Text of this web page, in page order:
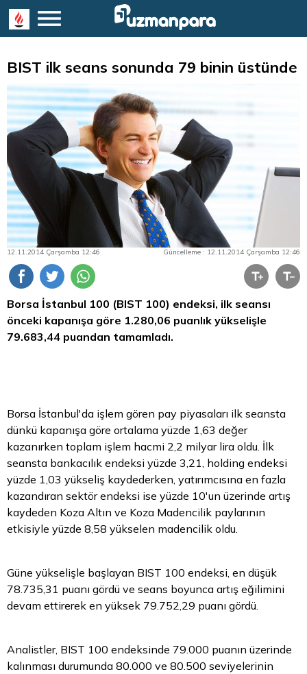
BIST ilk seans sonunda 79 binin üstünde
12.11.2014 Çarşamba 12:46 Güncelleme : 12.11.2014 Çarşamba 12:46
Borsa İstanbul 100 (BIST 100) endeksi, ilk seansı
önceki kapanışa göre 1.280,06 puanlık yükselişle
79.683,44 puandan tamamladı.
Borsa İstanbul'da işlem gören pay piyasaları ilk seansta
dünkü kapanışa göre ortalama yüzde 1,63 değer
kazanırken toplam işlem hacmi 2,2 milyar lira oldu. İlk
seansta bankacılık endeksi yüzde 3,21, holding endeksi
yüzde 1,03 yükseliş kaydederken, yatırımcısına en fazla
kazandıran sektör endeksi ise yüzde 10'un üzerinde artış
kaydeden Koza Altın ve Koza Madencilik paylarının
etkisiyle yüzde 8,58 yükselen madencilik oldu.
Güne yükselişle başlayan BIST 100 endeksi, en düşük
78.735,31 puanı gördü ve seans boyunca artış eğilimini
devam ettirerek en yüksek 79.752,29 puanı gördü.
Analistler, BIST 100 endeksinde 79.000 puanın üzerinde
kalınması durumunda 80.000 ve 80.500 seviyelerinin